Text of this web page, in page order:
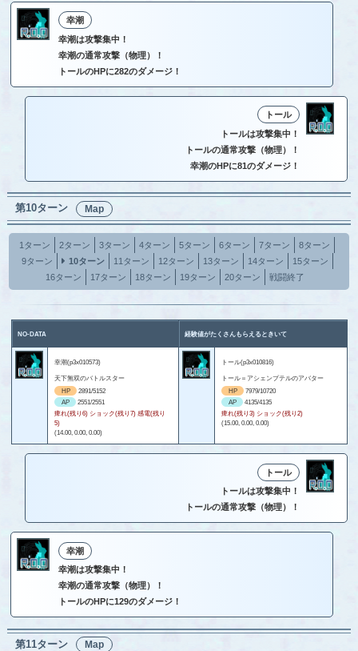
幸潮
幸潮は攻撃集中！
幸潮の通常攻撃（物理）！
トールのHPに282のダメージ！
トール
トールは攻撃集中！
トールの通常攻撃（物理）！
幸潮のHPに81のダメージ！
第10ターン Map
1ターン 2ターン 3ターン 4ターン 5ターン 6ターン 7ターン
8ターン
9ターン
10ターン 11ターン 12ターン 13ターン 14ターン
15ターン
16ターン
17ターン 18ターン 19ターン 20ターン 戦闘終了
NO-DATA 経験値がたくさんもらえるときいて
幸潮(p3x010573)
天下無双のバトルスター
HP
2891/5152
AP
2551/2551
痺れ(残り6) ショック(残り7) 感電(残り
5)
(14.00, 0.00, 0.00)
トール(p3x010816)
トール＝アシェンプテルのアバター
HP
7979/10720
AP
4135/4135
痺れ(残り3) ショック(残り2)
(15.00, 0.00, 0.00)
トール
トールは攻撃集中！
トールの通常攻撃（物理）！
幸潮
幸潮は攻撃集中！
幸潮の通常攻撃（物理）！
トールのHPに129のダメージ！
第11ターン Map